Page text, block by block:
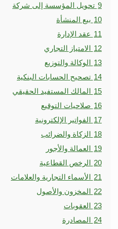
9 تحويل المؤسسة إلى شركة
10 بيع المنشأة
11 عقد الإدارة
12 الامتياز التجاري
13 الوكالة والتوزيع
14 تصحيح الحسابات البنكية
15 المالك المستفيد الحقيقي
16 صلاحيات التوقيع
17 الفواتير الإلكترونية
18 الزكاة والضرائب
19 العمالة والأجور
20 الرخص القطاعية
21 الأسماء التجارية والعلامات
22 المخزون والأصول
23 العقوبات
24 المصادرة